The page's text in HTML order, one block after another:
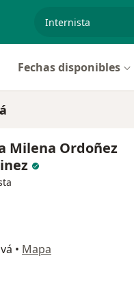
Fechas disponibles
Milena Ordoñez
• Mapa